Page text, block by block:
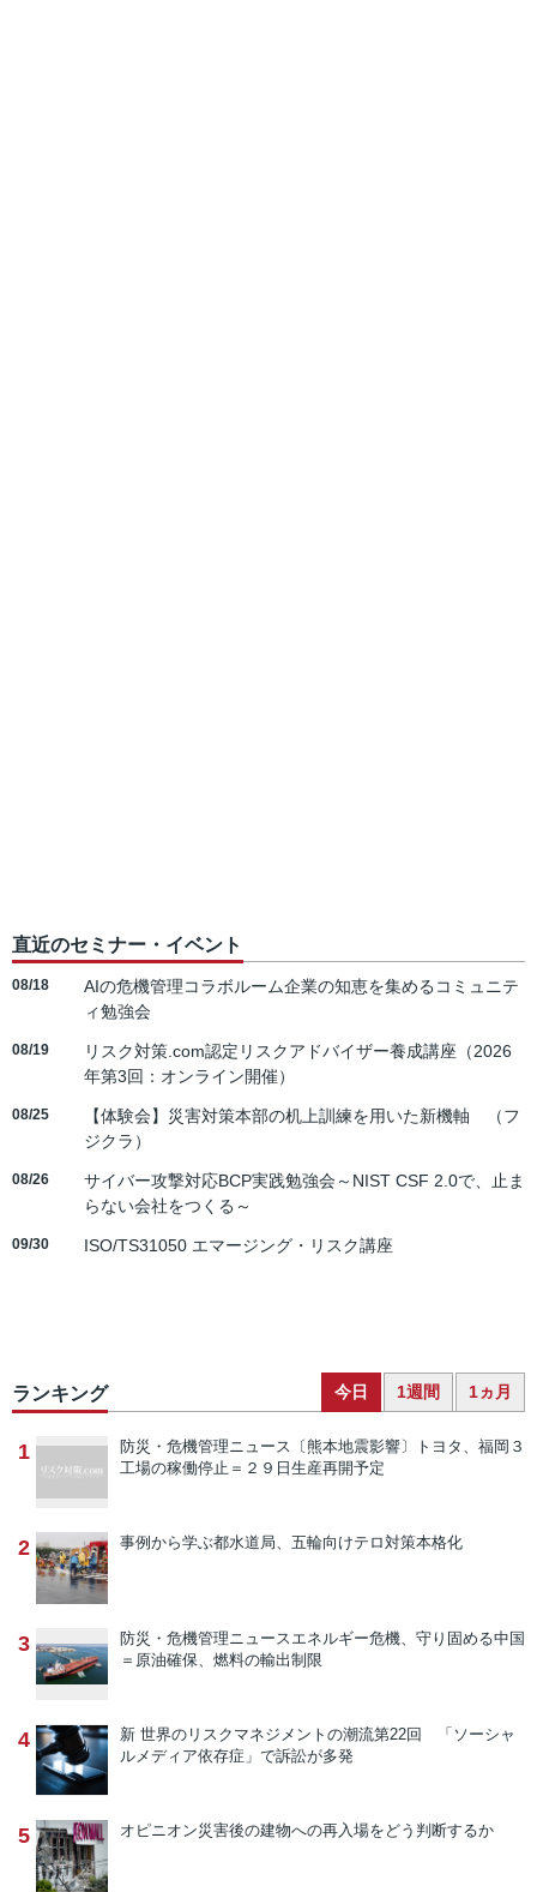
直近のセミナー・イベント
08/18
AIの危機管理コラボルーム企業の知恵を集めるコミュニテ
ィ勉強会
08/19
リスク対策.com認定リスクアドバイザー養成講座（2026
年第3回：オンライン開催）
08/25
【体験会】災害対策本部の机上訓練を用いた新機軸 （フ
ジクラ）
08/26
サイバー攻撃対応BCP実践勉強会～NIST CSF 2.0で、止ま
らない会社をつくる～
09/30 ISO/TS31050 エマージング・リスク講座
ランキング 今日 1週間 1ヵ月
1 防災・危機管理ニュース 〔熊本地震影響〕トヨタ、福岡３
工場の稼働停止＝２９日生産再開予定
2 事例から学ぶ都水道局、五輪向けテロ対策本格化
3 防災・危機管理ニュースエネルギー危機、守り固める中国
＝原油確保、燃料の輸出制限
4 新 世界のリスクマネジメントの潮流第22回 「ソーシャ
ルメディア依存症」で訴訟が多発
5 オピニオン災害後の建物への再入場をどう判断するか